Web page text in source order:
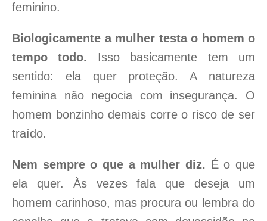
feminino.
Biologicamente a mulher testa o homem o
tempo todo. Isso basicamente tem um
sentido: ela quer proteção. A natureza
feminina não negocia com insegurança. O
homem bonzinho demais corre o risco de ser
traído.
Nem sempre o que a mulher diz. É o que
ela quer. Às vezes fala que deseja um
homem carinhoso, mas procura ou lembra do